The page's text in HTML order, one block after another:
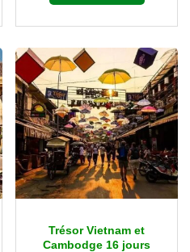
Trésor Vietnam et
Cambodge 16 jours